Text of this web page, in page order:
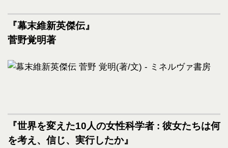
『幕末維新英傑伝』
菅野覚明著
『世界を変えた10人の女性科学者 : 彼女たちは何
を考え、信じ、実行したか』